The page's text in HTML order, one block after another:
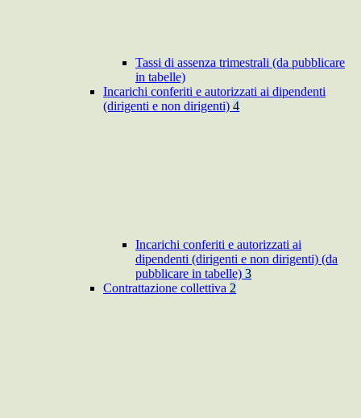
Tassi di assenza trimestrali (da pubblicare
in tabelle)
Incarichi conferiti e autorizzati ai dipendenti
(dirigenti e non dirigenti) 4
Incarichi conferiti e autorizzati ai
dipendenti (dirigenti e non dirigenti) (da
pubblicare in tabelle) 3
Contrattazione collettiva 2